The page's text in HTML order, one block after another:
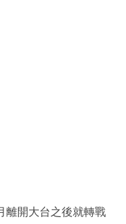
離開大台之後就轉戰